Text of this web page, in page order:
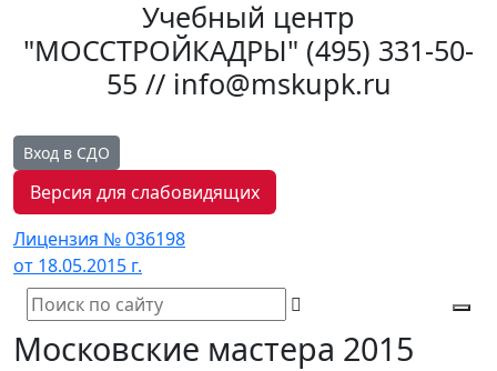
Учебный центр
"МОССТРОЙКАДРЫ" (495) 331-50-
55 // info@mskupk.ru
Вход в СДО
Версия для слабовидящих
Лицензия № 036198
от 18.05.2015 г.
Московские мастера 2015